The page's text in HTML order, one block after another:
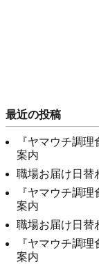
最近の投稿
『ヤマウチ調
案内
職場お届け日替
『ヤマウチ調
案内
職場お届け日替
『ヤマウチ調
案内